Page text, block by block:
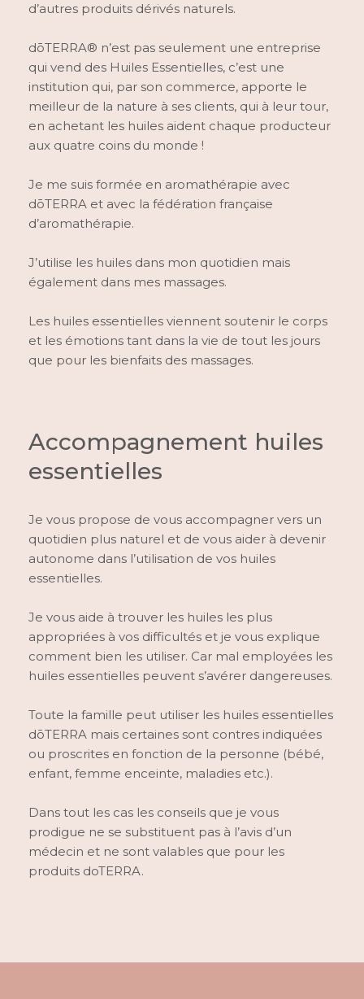
d’autres produits dérivés naturels.
dōTERRA® n’est pas seulement une entreprise
qui vend des Huiles Essentielles, c’est une
institution qui, par son commerce, apporte le
meilleur de la nature à ses clients, qui à leur tour,
en achetant les huiles aident chaque producteur
aux quatre coins du monde !
Je me suis formée en aromathérapie avec
dōTERRA et avec la fédération française
d’aromathérapie.
J’utilise les huiles dans mon quotidien mais
également dans mes massages.
Les huiles essentielles viennent soutenir le corps
et les émotions tant dans la vie de tout les jours
que pour les bienfaits des massages.
Accompagnement huiles
essentielles
Je vous propose de vous accompagner vers un
quotidien plus naturel et de vous aider à devenir
autonome dans l’utilisation de vos huiles
essentielles.
Je vous aide à trouver les huiles les plus
appropriées à vos difficultés et je vous explique
comment bien les utiliser. Car mal employées les
huiles essentielles peuvent s’avérer dangereuses.
Toute la famille peut utiliser les huiles essentielles
dōTERRA mais certaines sont contres indiquées
ou proscrites en fonction de la personne (bébé,
enfant, femme enceinte, maladies etc.).
Dans tout les cas les conseils que je vous
prodigue ne se substituent pas à l’avis d’un
médecin et ne sont valables que pour les
produits doTERRA.